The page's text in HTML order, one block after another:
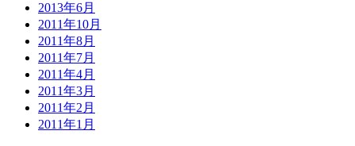
2013年6月
2011年10月
2011年8月
2011年7月
2011年4月
2011年3月
2011年2月
2011年1月